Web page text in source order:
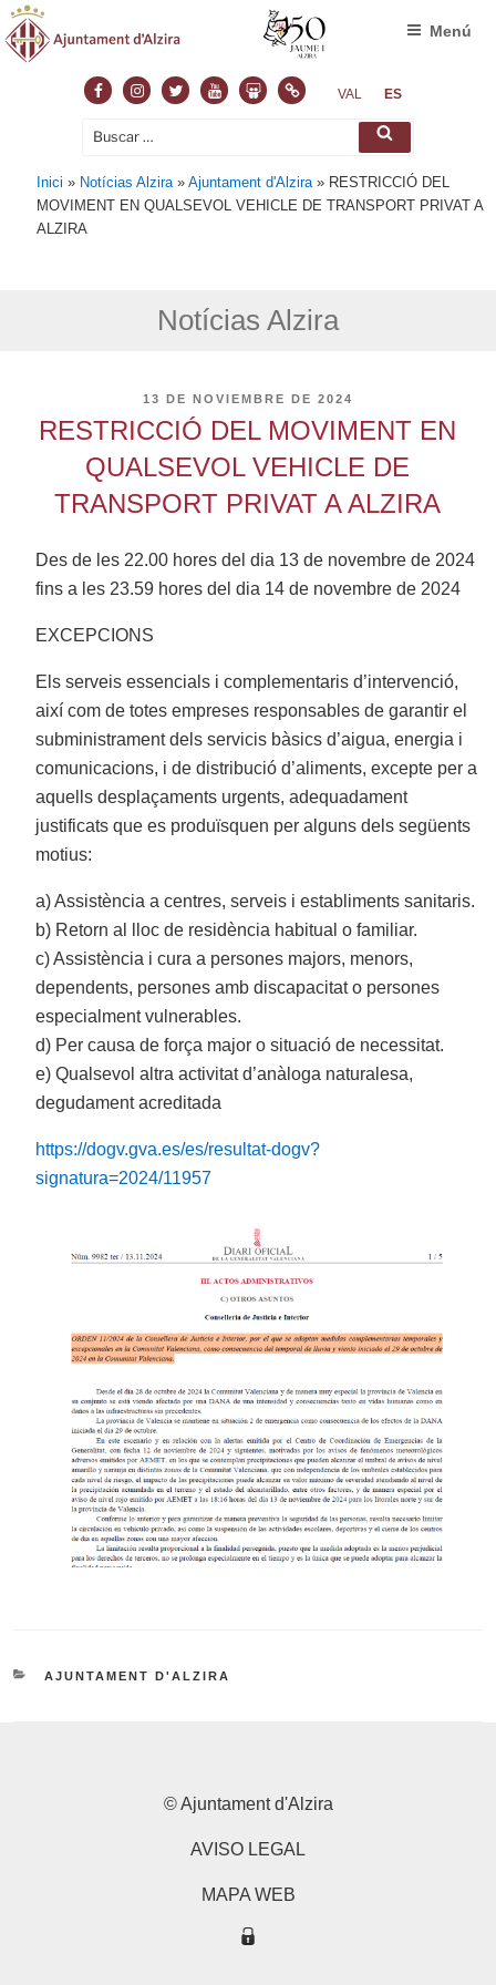
FacebookInstagram
TwitterYoutubeSlideshare
NormasVAL ES
Buscar
Buscar
Menú
Inici » Notícias Alzira »Ajuntament d'Alzira » RESTRICCIÓ DEL
MOVIMENT EN QUALSEVOL VEHICLE DE TRANSPORT PRIVAT A
ALZIRA
Notícias Alzira
PUBLICADO
13 DE NOVIEMBRE DE 2024
RESTRICCIÓ DEL MOVIMENT EN
QUALSEVOL VEHICLE DE
TRANSPORT PRIVAT A ALZIRA
Des de les 22.00 hores del dia 13 de novembre de 2024
fins a les 23.59 hores del dia 14 de novembre de 2024
EXCEPCIONS
Els serveis essencials i complementaris d’intervenció,
així com de totes empreses responsables de garantir el
subministrament dels servicis bàsics d’aigua, energia i
comunicacions, i de distribució d’aliments, excepte per a
aquells desplaçaments urgents, adequadament
justificats que es produïsquen per alguns dels següents
motius:
a) Assistència a centres, serveis i establiments sanitaris.
b) Retorn al lloc de residència habitual o familiar.
c) Assistència i cura a persones majors, menors,
dependents, persones amb discapacitat o persones
especialment vulnerables.
d) Per causa de força major o situació de necessitat.
e) Qualsevol altra activitat d’anàloga naturalesa,
degudament acreditada
https://dogv.gva.es/es/resultat-dogv?
signatura=2024/11957
CATEGORÍAS
AJUNTAMENT D'ALZIRA
© Ajuntament d'Alzira
AVISO LEGAL
MAPA WEB